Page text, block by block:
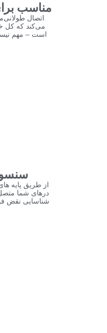
مناسب
اتصال
می‌کند که کل
است – مهم
از طریق پایه
درهای شما
شناسایی نقض